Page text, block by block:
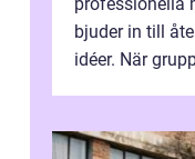
bjuder in till
idéer. När